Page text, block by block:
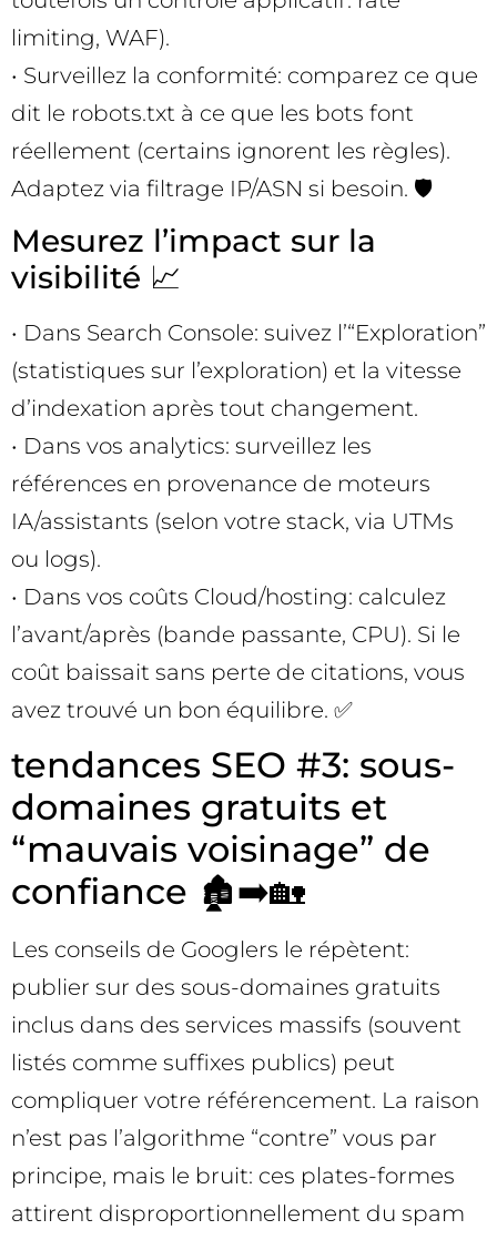
limiting, WAF).
• Surveillez la conformité: comparez ce que
dit le robots.txt à ce que les bots font
réellement (certains ignorent les règles).
Adaptez via filtrage IP/ASN si besoin. 🛡️
Mesurez l’impact sur la
visibilité 📈
• Dans Search Console: suivez l’“Exploration”
(statistiques sur l’exploration) et la vitesse
d’indexation après tout changement.
• Dans vos analytics: surveillez les
références en provenance de moteurs
IA/assistants (selon votre stack, via UTMs
ou logs).
• Dans vos coûts Cloud/hosting: calculez
l’avant/après (bande passante, CPU). Si le
coût baissait sans perte de citations, vous
avez trouvé un bon équilibre. ✅
tendances SEO #3: sous-
domaines gratuits et
“mauvais voisinage” de
confiance 🏚️➡️🏡
Les conseils de Googlers le répètent:
publier sur des sous-domaines gratuits
inclus dans des services massifs (souvent
listés comme suffixes publics) peut
compliquer votre référencement. La raison
n’est pas l’algorithme “contre” vous par
principe, mais le bruit: ces plates-formes
attirent disproportionnellement du spam